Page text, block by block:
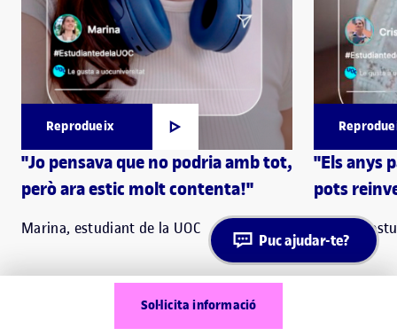
Sol·licita informació
Reprodueix
"Jo pensava que no podria amb tot,
però ara estic molt contenta!"
Marina, estudiant de la UOC
"Els anys
pots
Cristina,
Puc ajudar-te?